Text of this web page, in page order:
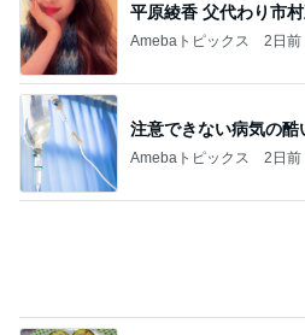
平原綾香 父代わり市
Amebaトピックス 2日前
注意できない病気の酷
Amebaトピックス 2日前